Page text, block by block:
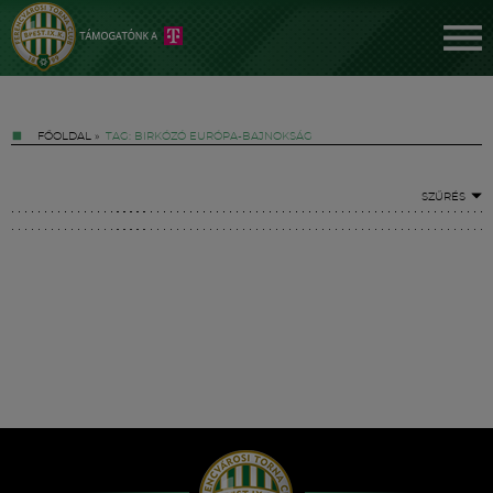
FŐOLDAL » TAG: BIRKÓZÓ EURÓPA-BAJNOKSÁG
SZŰRÉS
Hírek